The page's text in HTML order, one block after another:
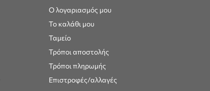
Ο λογαριασμός μου
Το καλάθι μου
Ταμείο
Τρόποι αποστολής
Τρόποι πληρωμής
Επιστροφές/αλλαγές